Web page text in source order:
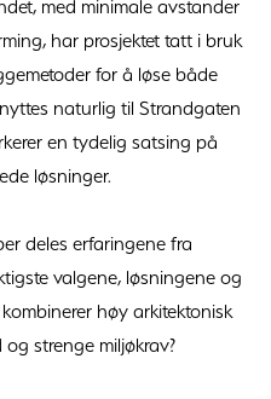
med minimale avstander
har prosjektet tatt i bruk
for å løse både
naturlig til Strandgaten
en tydelig satsing på
løsninger.
deles erfaringene fra
valgene, løsningene og
høy arkitektonisk
strenge miljøkrav?